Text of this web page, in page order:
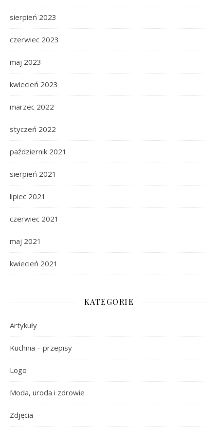
sierpień 2023
czerwiec 2023
maj 2023
kwiecień 2023
marzec 2022
styczeń 2022
październik 2021
sierpień 2021
lipiec 2021
czerwiec 2021
maj 2021
kwiecień 2021
KATEGORIE
Artykuły
Kuchnia – przepisy
Logo
Moda, uroda i zdrowie
Zdjęcia